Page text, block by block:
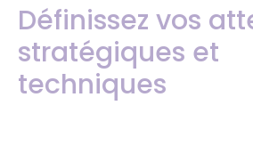
Définissez vos
stratégiques et
techniques